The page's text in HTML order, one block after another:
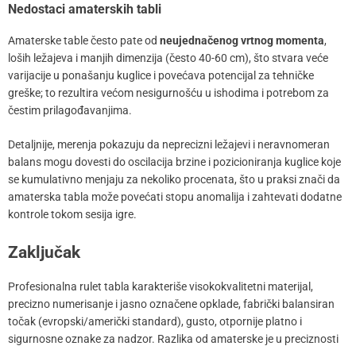
Nedostaci amaterskih tabli
Amaterske table često pate od neujednačenog vrtnog momenta,
loših ležajeva i manjih dimenzija (često 40-60 cm), što stvara veće
varijacije u ponašanju kuglice i povećava potencijal za tehničke
greške; to rezultira većom nesigurnošću u ishodima i potrebom za
čestim prilagođavanjima.
Detaljnije, merenja pokazuju da neprecizni ležajevi i neravnomeran
balans mogu dovesti do oscilacija brzine i pozicioniranja kuglice koje
se kumulativno menjaju za nekoliko procenata, što u praksi znači da
amaterska tabla može povećati stopu anomalija i zahtevati dodatne
kontrole tokom sesija igre.
Zaključak
Profesionalna rulet tabla karakteriše visokokvalitetni materijal,
precizno numerisanje i jasno označene opklade, fabrički balansiran
točak (evropski/američki standard), gusto, otpornije platno i
sigurnosne oznake za nadzor. Razlika od amaterske je u preciznosti